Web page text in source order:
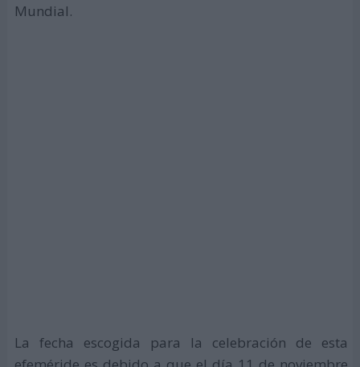
Mundial.
La fecha escogida para la celebración de esta